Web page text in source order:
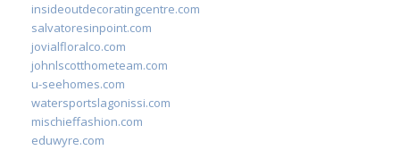
insideoutdecoratingcentre.com
salvatoresinpoint.com
jovialfloralco.com
johnlscotthometeam.com
u-seehomes.com
watersportslagonissi.com
mischieffashion.com
eduwyre.com